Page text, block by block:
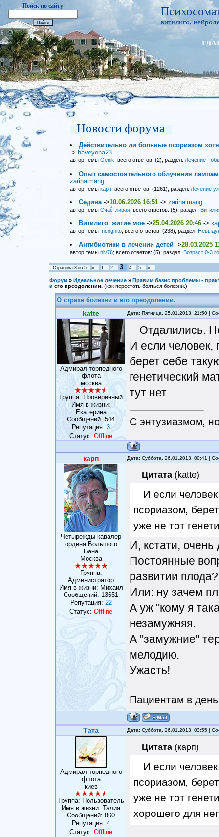
Поиск по сайту
витилиго,
Новости форума
Действительно ли больные псориазом
-> haveyona23
автор темы Genik; всего ответов: (2); раздел: Лечение -
Опыт самостоятельного облучения
zarinaimang
автор темы карп; всего ответов: (1261); раздел: Лечение
Седина ->10.06.2026 16:51 ->zarinaimang
автор темы Счастливая; всего ответов: (5); раздел:
Витилиго, житие мое ->25.04.2026 20:46 ->
автор темы Incognito; всего ответов: (238); раздел:
Антибиотики в лечении детей ->28.03.2025
автор темы niv76; всего ответов: (5); раздел: Возраст 0-3
Страница 3 из 5 « 1 2 3 4 5 »
Форум » Идеальное лечение » Правим базис проблемы -
и его преодолении. (как перестать бояться болезни.)
О страхе болезни и его преодолении.
katte Дата: Пятница, 25.01.2013, 21:50 |
Адмирал торпедного
флота
москва
Группа: Проверенный
Имя в жизни:
Eкатерина
Сообщений: 544
Репутация: 3
Статус:Offline
Отдалились.
И если человек,
берет себе
генетический
тут нет.
С энтузиазмом,
карп Дата: Суббота, 26.01.2013, 00:41 |
Четырежды кавалер
ордена Большого
Бана
Москва
Группа:
Администратор
Имя в жизни: Михаил
Сообщений: 13651
Репутация: 22
Статус: Offline
Цитата (katte)
И если
псориазом,
уже не тот
И, кстати, очень
Постоянные
развитии плода?
Или: ну зачем
А уж "кому я
незамужняя.
А "замужние"
мелодию.
Ужасть!
Пациентам в
Тата Дата: Суббота, 26.01.2013, 03:55 |
Адмирал торпедного
флота
киев
Группа: Пользователь
Имя в жизни: Талиа
Сообщений: 860
Репутация: 4
Статус: Offline
Цитата (карп)
И если
псориазом,
уже не тот
хорошего для